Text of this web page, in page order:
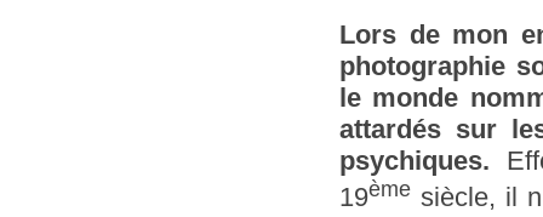
Lors de mon
photographie
le monde
attardés sur
psychiques.
19ème siècle, il